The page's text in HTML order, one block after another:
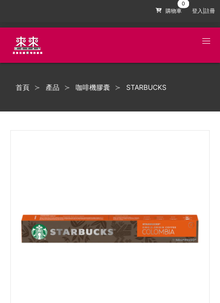
購物車 登入|註冊
首頁 產品 咖啡機膠囊 STARBUCKS